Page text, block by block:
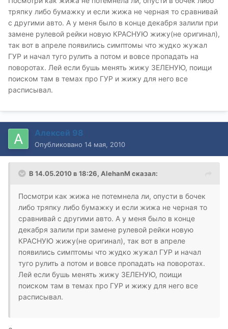
тряпку либо бумажку и если жижа не черная то сравнивай
с другими авто. А у меня было в конце декабря залили при
замене рулевой рейки новую КРАСНУЮ жижу(не оригинал),
так вот в апреле появились симптомы что жудко жужал
ГУР и начал туго рулить а потом и вовсе пропадать на
поворотах. Лей если бушь менять жижу ЗЕЛЕНУЮ, поищи
поиском там в темах про ГУР и жижу для него все
расписывал.
Алексей 98
Опубликовано 14 мая, 2010
В 14.05.2010 в 18:26, AlehanM сказал:
Посмотри как жижа не потемнела ли, опусти в бочек
либо тряпку либо бумажку и если жижа не черная то
сравнивай с другими авто. А у меня было в конце
декабря залили при замене рулевой рейки новую
КРАСНУЮ жижу(не оригинал), так вот в апреле
появились симптомы что жудко жужал ГУР и начал
туго рулить а потом и вовсе пропадать на поворотах.
Лей если бушь менять жижу ЗЕЛЕНУЮ, поищи
поиском там в темах про ГУР и жижу для него все
расписывал.